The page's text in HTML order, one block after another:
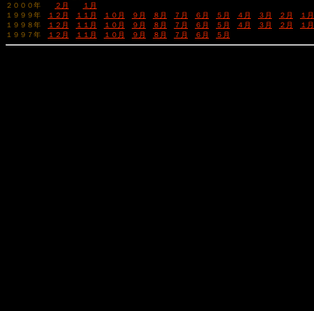
２０００年 ２月
１月
１９９９年
１２月 １１月 １０月 ９月 ８月 ７月 ６月 ５月 ４月 ３月 ２月
１月
１９９８年
１２月 １１月 １０月 ９月 ８月 ７月 ６月 ５月 ４月 ３月 ２月
１月
１９９７年
１２月 １１月 １０月 ９月 ８月 ７月 ６月 ５月